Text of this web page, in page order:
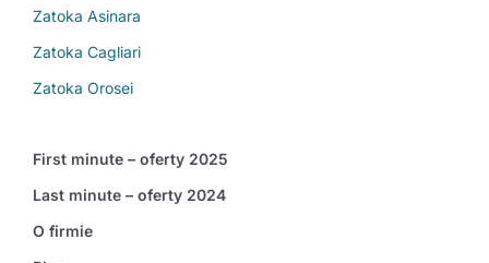
Zatoka Asinara
Zatoka Cagliari
Zatoka Orosei
First minute – oferty 2025
Last minute – oferty 2024
O firmie